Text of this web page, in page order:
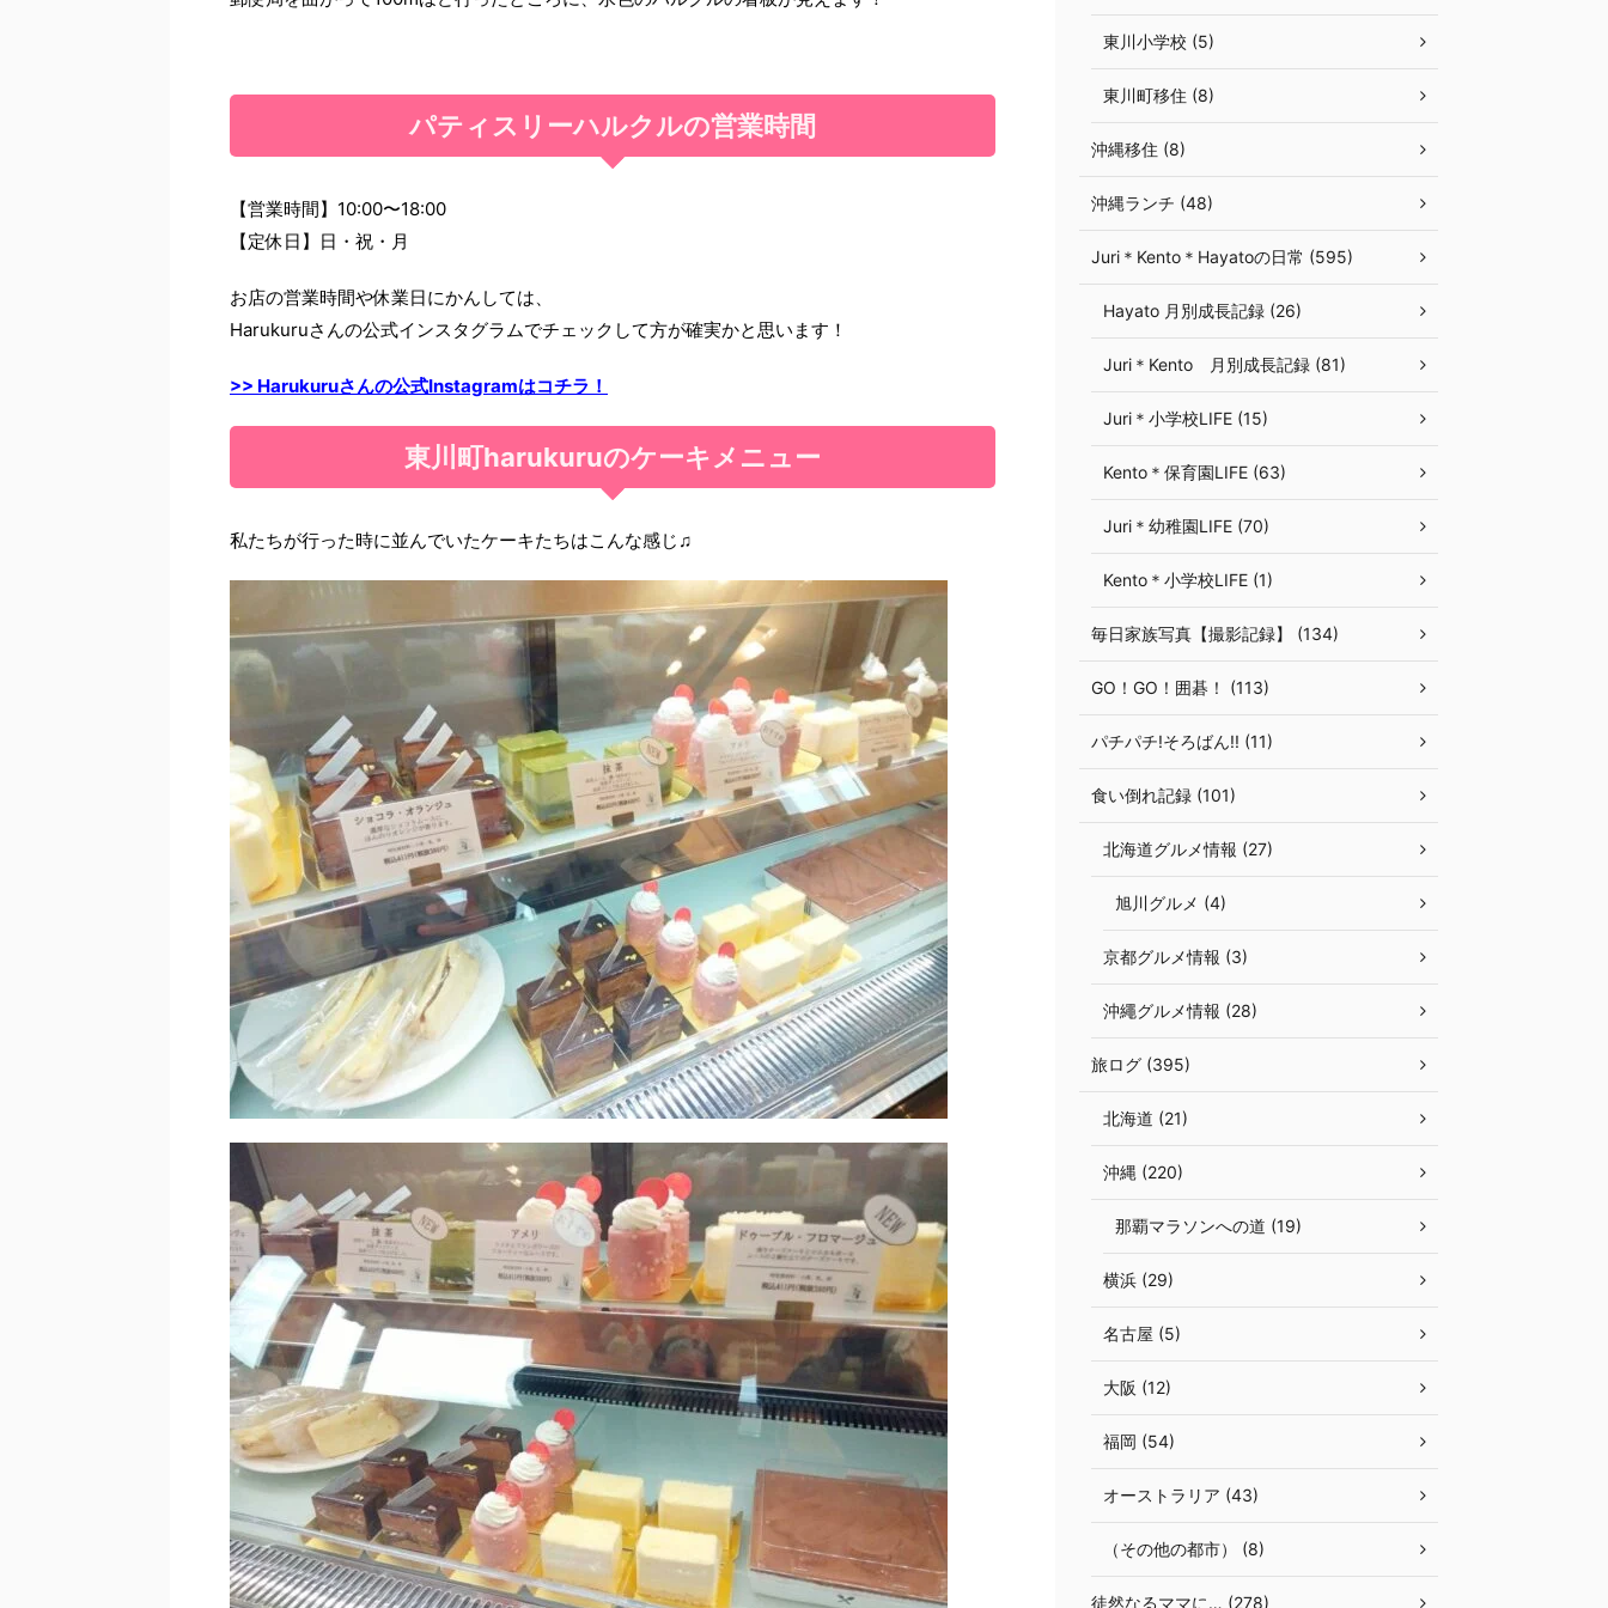
パティスリーハルクルの営業時間
【営業時間】10:00〜18:00
【定休日】日・祝・月
お店の営業時間や休業日にかんしては、
Harukuruさんの公式インスタグラムでチェックして方が確実かと思います！
>> Harukuruさんの公式Instagramはコチラ！
東川町harukuruのケーキメニュー
私たちが行った時に並んでいたケーキたちはこんな感じ♫
東川小学校 (5)
東川町移住 (8)
沖縄移住 (8)
沖縄ランチ (48)
Juri＊Kento＊Hayatoの日常 (595)
Hayato 月別成長記録 (26)
Juri＊Kento 月別成長記録 (81)
Juri＊小学校LIFE (15)
Kento＊保育園LIFE (63)
Juri＊幼稚園LIFE (70)
Kento＊小学校LIFE (1)
毎日家族写真【撮影記録】 (134)
GO！GO！囲碁！ (113)
パチパチ!そろばん!! (11)
食い倒れ記録 (101)
北海道グルメ情報 (27)
旭川グルメ (4)
京都グルメ情報 (3)
沖繩グルメ情報 (28)
旅ログ (395)
北海道 (21)
沖縄 (220)
那覇マラソンへの道 (19)
横浜 (29)
名古屋 (5)
大阪 (12)
福岡 (54)
オーストラリア (43)
（その他の都市） (8)
徒然なるママに… (278)